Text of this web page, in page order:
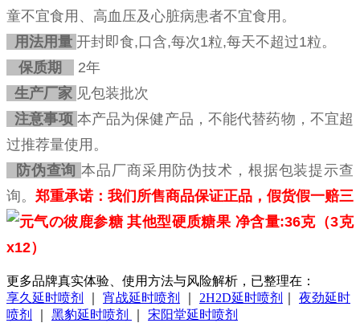
童不宜食用、高血压及心脏病患者不宜食用。
用法用量 开封即食,口含,每次1粒,每天不超过1粒。
保质期
2年
生产厂家 见包装批次
注意事项 本产品为保健产品，不能代替药物，不宜超
过推荐量使用。
防伪查询 本品厂商采用防伪技术，根据包装提示查
询。 郑重承诺：我们所售商品保证正品，假货假一赔三
更多品牌真实体验、使用方法与风险解析，已整理在：
享久延时喷剂
宵战延时喷剂 2H2D延时喷剂
夜劲延时
喷剂
黑豹延时喷剂 宋阳堂延时喷剂